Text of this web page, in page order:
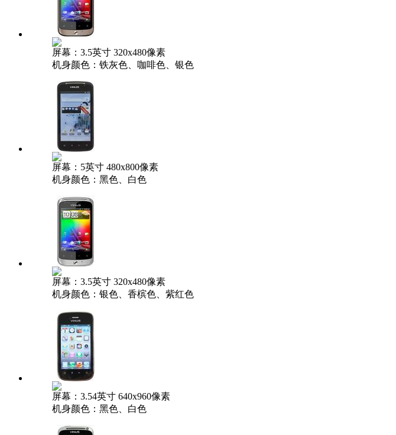
屏幕：3.5英寸 320x480像素
机身颜色：铁灰色、咖啡色、银色
屏幕：5英寸 480x800像素
机身颜色：黑色、白色
屏幕：3.5英寸 320x480像素
机身颜色：银色、香槟色、紫红色
屏幕：3.54英寸 640x960像素
机身颜色：黑色、白色